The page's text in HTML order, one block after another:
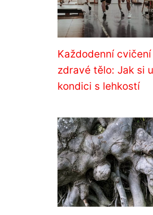
Každodenní
zdravé tělo: Jak si
kondici s lehkostí